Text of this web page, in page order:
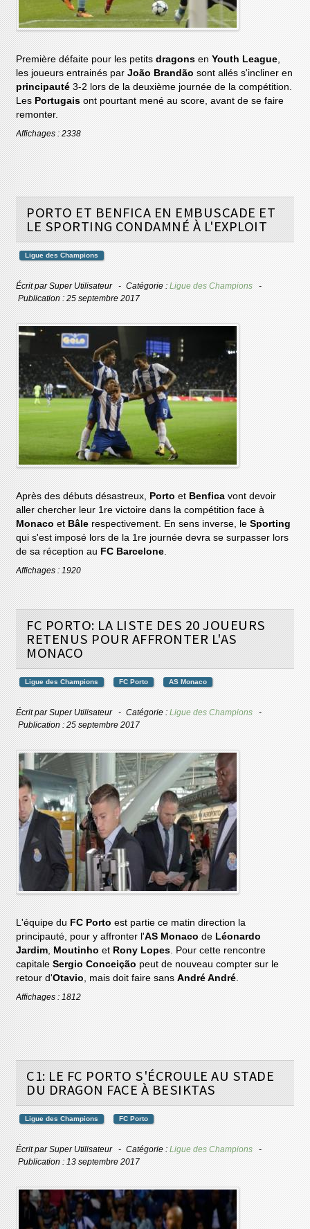
Première défaite pour les petitsdragonsenYouth League,
les joueurs entrainés parJoão Brandão sont allés s'incliner en
principauté3-2 lors de la deuxième journée de la compétition.
LesPortugaisont pourtant mené au score, avant de se faire
remonter.
Affichages : 2338
PORTO ET BENFICA EN EMBUSCADE ET
LE SPORTING CONDAMNÉ À L'EXPLOIT
Ligue des Champions
Écrit parSuper Utilisateur Catégorie :Ligue des Champions
Publication : 25 septembre 2017
Après des débuts désastreux, Portoet Benfica vont devoir
aller chercher leur 1re victoire dans la compétition face à
Monacoet Bâlerespectivement. En sens inverse, leSporting
qui s'est imposé lors de la 1re journée devra se surpasser lors
de sa réception au FC Barcelone.
Affichages : 1920
FC PORTO: LA LISTE DES 20 JOUEURS
RETENUS POUR AFFRONTER L'AS
MONACO
Ligue des Champions FC Porto AS Monaco
Écrit parSuper Utilisateur Catégorie :Ligue des Champions
Publication : 25 septembre 2017
L'équipe du FC Porto est partie ce matin direction la
principauté, pour y affronter l'AS Monaco de Léonardo
Jardim,Moutinhoet Rony Lopes. Pour cette rencontre
capitaleSergio Conceição peut de nouveau compter sur le
retour d'Otavio, mais doit faire sansAndré André.
Affichages : 1812
C1: LE FC PORTO S'ÉCROULE AU STADE
DU DRAGON FACE À BESIKTAS
Ligue des Champions FC Porto
Écrit parSuper Utilisateur Catégorie :Ligue des Champions
Publication : 13 septembre 2017